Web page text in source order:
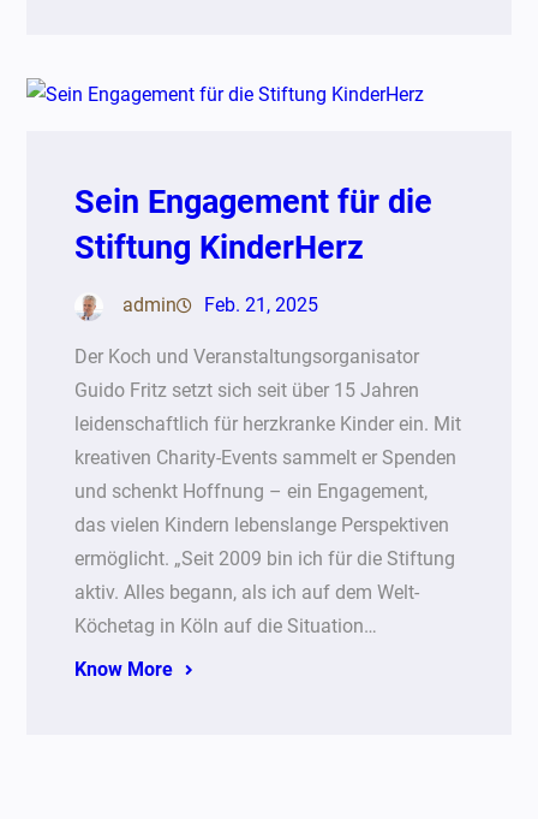
Sein Engagement für die
Stiftung KinderHerz
admin Feb. 21, 2025
Der Koch und Veranstaltungsorganisator
Guido Fritz setzt sich seit über 15 Jahren
leidenschaftlich für herzkranke Kinder ein. Mit
kreativen Charity-Events sammelt er Spenden
und schenkt Hoffnung – ein Engagement,
das vielen Kindern lebenslange Perspektiven
ermöglicht. „Seit 2009 bin ich für die Stiftung
aktiv. Alles begann, als ich auf dem Welt-
Köchetag in Köln auf die Situation…
Know More